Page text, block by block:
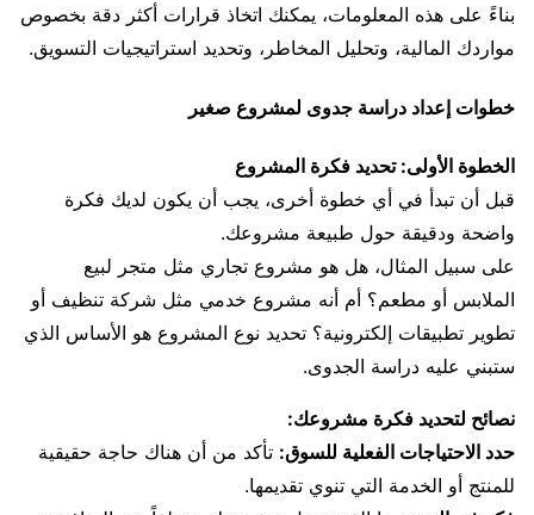
بناءً على هذه المعلومات، يمكنك اتخاذ قرارات أكثر دقة بخصوص
مواردك المالية، وتحليل المخاطر، وتحديد استراتيجيات التسويق.
خطوات إعداد دراسة جدوى لمشروع صغير
الخطوة الأولى: تحديد فكرة المشروع
قبل أن تبدأ في أي خطوة أخرى، يجب أن يكون لديك فكرة
واضحة ودقيقة حول طبيعة مشروعك.
على سبيل المثال، هل هو مشروع تجاري مثل متجر لبيع
الملابس أو مطعم؟ أم أنه مشروع خدمي مثل شركة تنظيف أو
تطوير تطبيقات إلكترونية؟ تحديد نوع المشروع هو الأساس الذي
ستبني عليه دراسة الجدوى.
نصائح لتحديد فكرة مشروعك:
حدد الاحتياجات الفعلية للسوق: تأكد من أن هناك حاجة حقيقية
للمنتج أو الخدمة التي تنوي تقديمها.